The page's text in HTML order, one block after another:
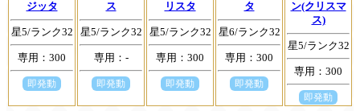
ジッタ
星5/ランク32
専用：300
即発動
ス
星5/ランク32
専用：-
即発動
リスタ
星5/ランク32
専用：300
即発動
タ
星6/ランク32
専用：300
即発動
ン(クリスマ
ス)
星5/ランク32
専用：300
即発動